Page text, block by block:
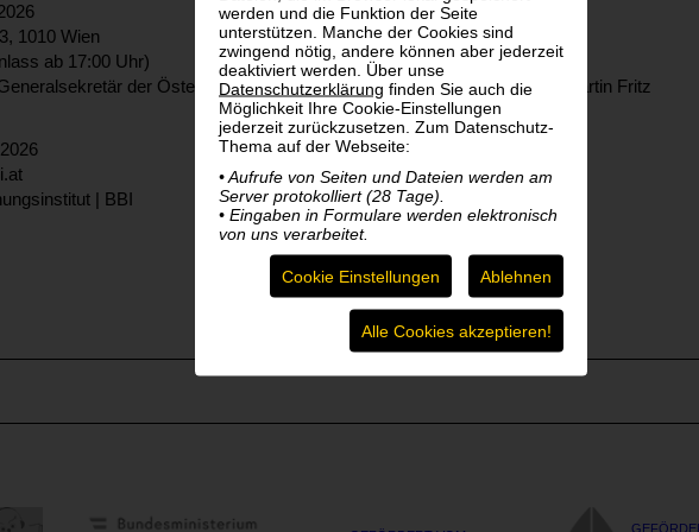
werden und die Funktion der Seite
unterstützen. Manche der Cookies sind
zwingend nötig, andere können aber jederzeit
deaktiviert werden. Über unse
Datenschutzerklärung finden Sie auch die
Möglichkeit Ihre Cookie-Einstellungen
jederzeit zurückzusetzen. Zum Datenschutz-
Thema auf der Webseite:
• Aufrufe von Seiten und Dateien werden am
Server protokolliert (28 Tage).
• Eingaben in Formulare werden elektronisch
von uns verarbeitet.
Cookie Einstellungen Ablehnen
Alle Cookies akzeptieren!
1010 Wien
ab 17:00 Uhr)
der Österreichischen UNESCO-Kommission Herr Mag. Martin Fritz
| BBI